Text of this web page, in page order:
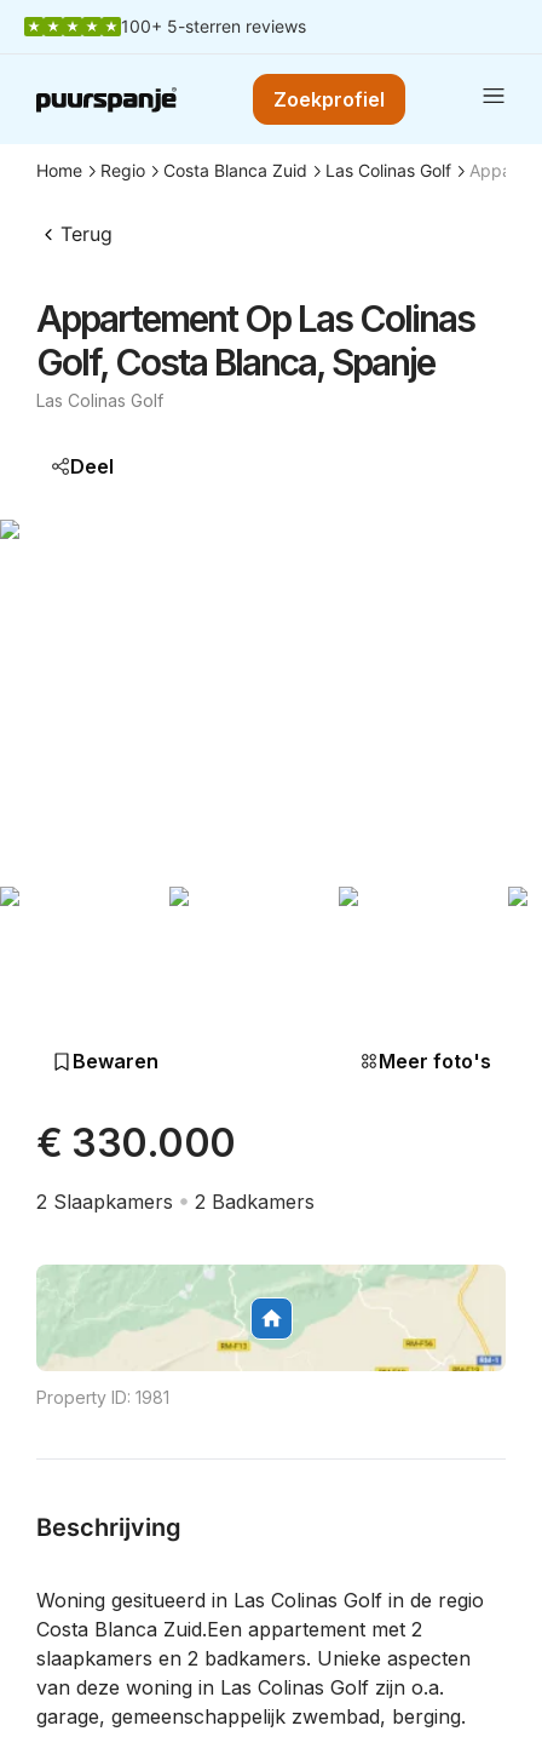
100+ 5-sterren reviews
Zoekprofiel
Home Regio Costa Blanca Zuid Las Colinas Golf
Terug
Appartement Op Las Colinas
Golf, Costa Blanca, Spanje
Las Colinas Golf
Deel
Bewaren Meer foto's
€ 330.000
2 Slaapkamers 2 Badkamers
Property ID: 1981
Beschrijving
Woning gesitueerd in Las Colinas Golf in de regio
Costa Blanca Zuid.Een appartement met 2
slaapkamers en 2 badkamers. Unieke aspecten
van deze woning in Las Colinas Golf zijn o.a.
garage, gemeenschappelijk zwembad, berging.